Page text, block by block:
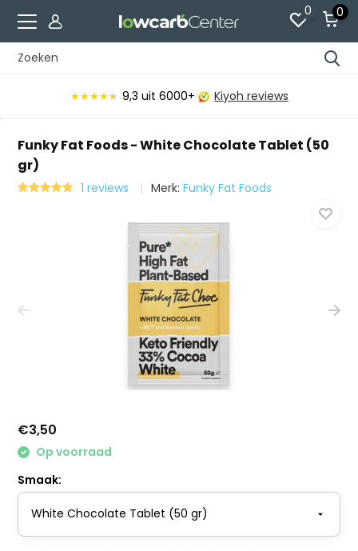
0 0
★★★★★
★★★★★ 9,3 uit 6000+ Kiyoh reviews
Funky Fat Foods - White Chocolate Tablet (50
gr)
1 reviews Merk:Funky Fat Foods
€3,50
Op voorraad
Smaak: